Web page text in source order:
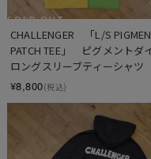
SOLD OUT
CHALLENGER　「L/S
PATCH TEE」　ピグメントダ
ロングスリーブティーシャツ
¥8,800(税込)